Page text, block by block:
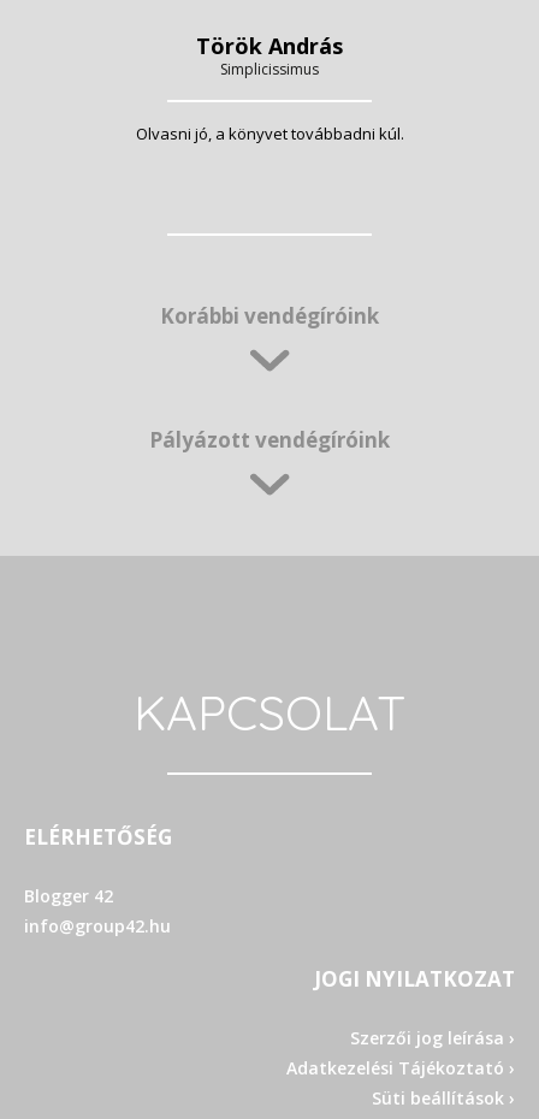
Török András
Simplicissimus
Olvasni jó, a könyvet továbbadni kúl.
Korábbi vendégíróink
Pályázott vendégíróink
KAPCSOLAT
ELÉRHETŐSÉG
Blogger 42
info@group42.hu
JOGI NYILATKOZAT
Szerzői jog leírása ›
Adatkezelési Tájékoztató ›
Süti beállítások ›